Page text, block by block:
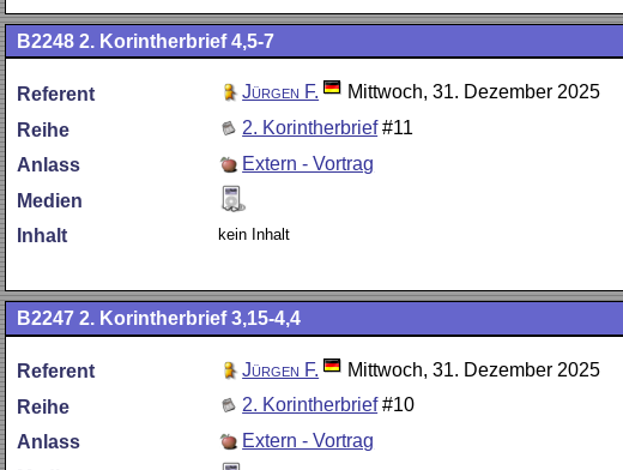
B2248 2. Korintherbrief 4,5-7
Referent Jürgen F.
Mittwoch, 31. Dezember 2025
Reihe
2. Korintherbrief#11
Anlass
Extern - Vortrag
Medien
Inhalt
kein Inhalt
B2247 2. Korintherbrief 3,15-4,4
Referent Jürgen F.
Mittwoch, 31. Dezember 2025
Reihe
2. Korintherbrief#10
Anlass
Extern - Vortrag